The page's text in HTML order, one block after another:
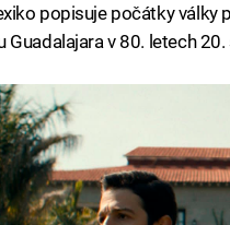
popisuje počátky války
Guadalajara v 80. letech